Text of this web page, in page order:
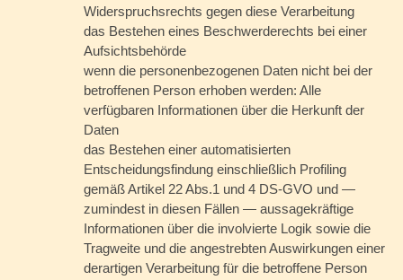
Widerspruchsrechts gegen diese Verarbeitung
das Bestehen eines Beschwerderechts bei einer
Aufsichtsbehörde
wenn die personenbezogenen Daten nicht bei der
betroffenen Person erhoben werden: Alle
verfügbaren Informationen über die Herkunft der
Daten
das Bestehen einer automatisierten
Entscheidungsfindung einschließlich Profiling
gemäß Artikel 22 Abs.1 und 4 DS-GVO und —
zumindest in diesen Fällen — aussagekräftige
Informationen über die involvierte Logik sowie die
Tragweite und die angestrebten Auswirkungen einer
derartigen Verarbeitung für die betroffene Person